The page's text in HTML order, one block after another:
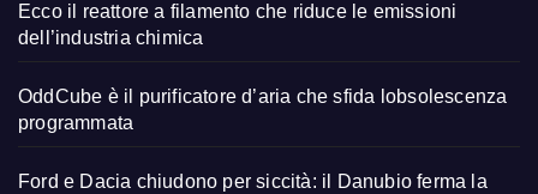
Ecco il reattore a filamento che riduce le emissioni
dell’industria chimica
OddCube è il purificatore d’aria che sfida lobsolescenza
programmata
Ford e Dacia chiudono per siccità: il Danubio ferma la